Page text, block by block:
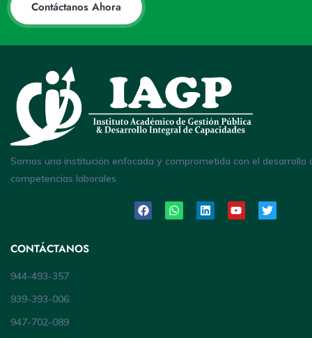
Contáctanos Ahora
Somos una institución enfocada y comprometida con el desarrollo
competencias laborales
CONTÁCTANOS
944-493-357
939-393-006
947-702-089